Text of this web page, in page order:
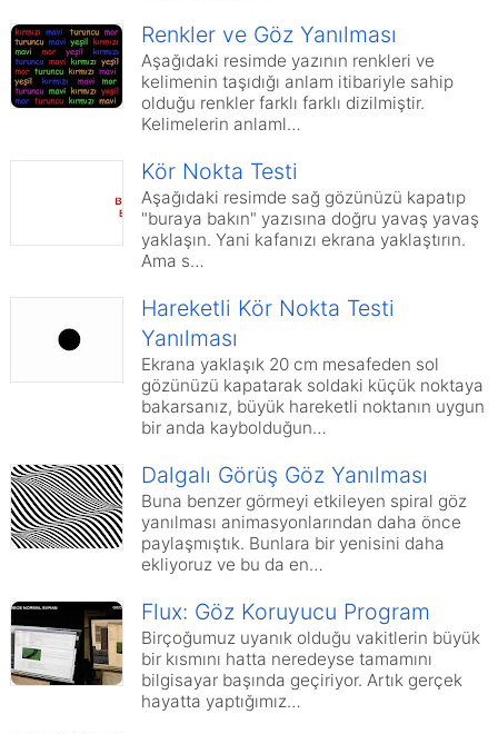
Renkler ve Göz Yanılması
Aşağıdaki resimde yazının renkleri ve
kelimenin taşıdığı anlam itibariyle sahip
olduğu renkler farklı farklı dizilmiştir.
Kelimelerin anlaml…
Kör Nokta Testi
Aşağıdaki resimde sağ gözünüzü kapatıp
"buraya bakın" yazısına doğru yavaş yavaş
yaklaşın. Yani kafanızı ekrana yaklaştırın.
Ama s…
Hareketli Kör Nokta Testi
Yanılması
Ekrana yaklaşık 20 cm mesafeden sol
gözünüzü kapatarak soldaki küçük noktaya
bakarsanız, büyük hareketli noktanın uygun
bir anda kaybolduğun…
Dalgalı Görüş Göz Yanılması
Buna benzer görmeyi etkileyen spiral göz
yanılması animasyonlarından daha önce
paylaşmıştık. Bunlara bir yenisini daha
ekliyoruz ve bu da en…
Flux: Göz Koruyucu Program
Birçoğumuz uyanık olduğu vakitlerin büyük
bir kısmını hatta neredeyse tamamını
bilgisayar başında geçiriyor. Artık gerçek
hayatta yaptığımız…